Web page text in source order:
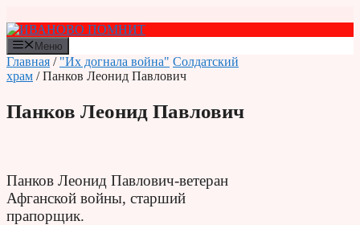
к
содержимому
Меню
Главная / "Их догнала война" Солдатский
храм / Панков Леонид Павлович
Панков Леонид Павлович
Панков Леонид Павлович-ветеран
Афганской войны, старший
прапорщик.